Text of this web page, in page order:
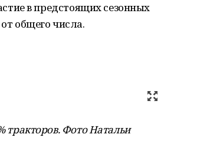
в предстоящих сезонных
общего числа.
тракторов. Фото Натальи